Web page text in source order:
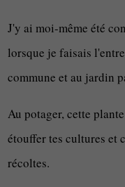
J'y ai moi-même été
lorsque je faisais
commune et au jardin
Au potager, cette
étouffer tes cultures et
récoltes.